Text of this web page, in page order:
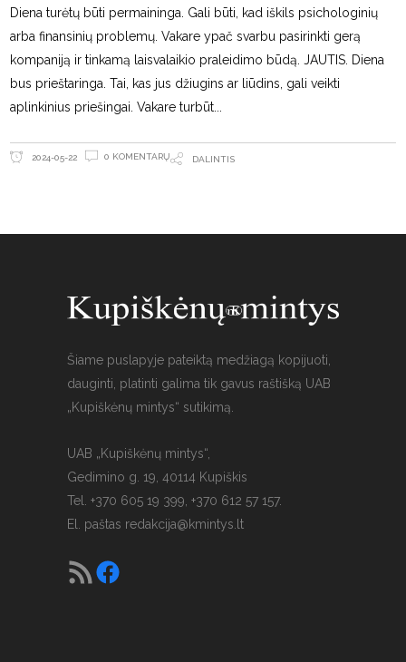
Diena turėtų būti permaininga. Gali būti, kad iškils psichologinių
arba finansinių problemų. Vakare ypač svarbu pasirinkti gerą
kompaniją ir tinkamą laisvalaikio praleidimo būdą. JAUTIS. Diena
bus prieštaringa. Tai, kas jus džiugins ar liūdins, gali veikti
aplinkinius priešingai. Vakare turbūt
2024-05-22 0 KOMENTARŲ DALINTIS
Šiame puslapyje pateiktą medžiagą kopijuoti,
dauginti, platinti galima tik gavus raštišką UAB
„Kupiškėnų mintys“ sutikimą.
UAB „Kupiškėnų mintys“,
Gedimino g. 19, 40114 Kupiškis
Tel. +370 605 19 399, +370 612 57 157.
El. paštas redakcija@kmintys.lt